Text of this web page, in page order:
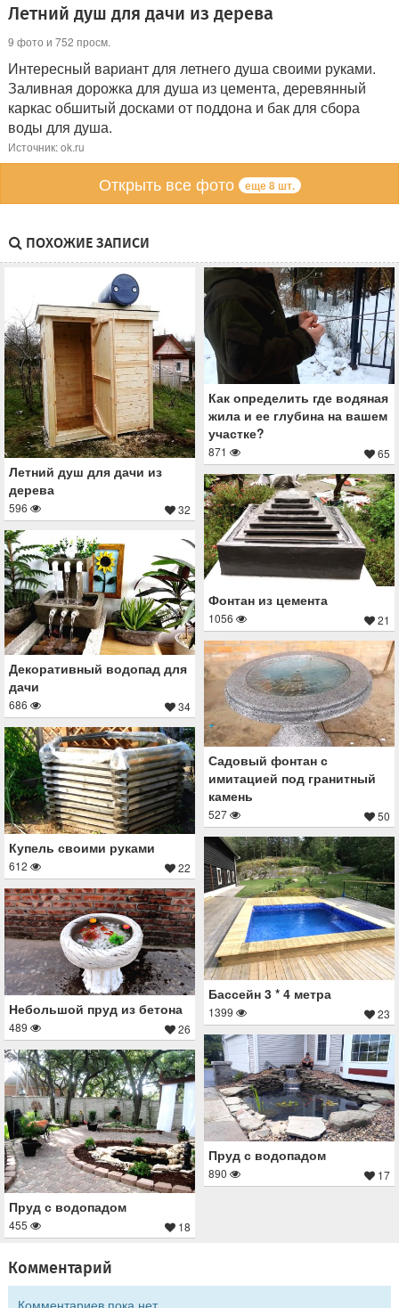
Летний душ для дачи из дерева
9 фото и 752 просм.
Интересный вариант для летнего душа своими руками.
Заливная дорожка для душа из цемента, деревянный
каркас обшитый досками от поддона и бак для сбора
воды для душа.
Источник: ok.ru
Открыть все фото еще 8 шт.
ПОХОЖИЕ ЗАПИСИ
Летний душ для дачи из
дерева
596 32
Как определить где водяная
жила и ее глубина на вашем
участке?
871 65
Фонтан из цемента
1056 21
Декоративный водопад для
дачи
686 34
Садовый фонтан с
имитацией под гранитный
камень
527 50
Купель своими руками
612 22
Бассейн 3 * 4 метра
1399 23
Небольшой пруд из бетона
489 26
Пруд с водопадом
890 17
Пруд с водопадом
455 18
Комментарий
Комментариев пока нет.